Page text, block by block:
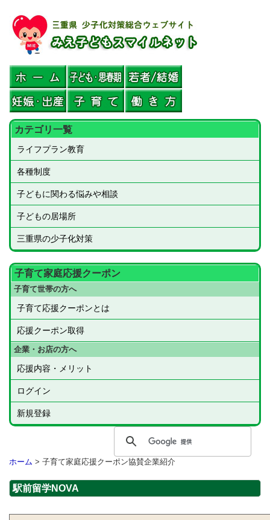
カテゴリ一覧
ライフプラン教育
各種制度
子どもに関わる悩みや相談
子どもの居場所
三重県の少子化対策
子育て家庭応援クーポン
子育て世帯の方へ
子育て応援クーポンとは
応援クーポン取得
企業・お店の方へ
応援内容・メリット
ログイン
新規登録
ホーム > 子育て家庭応援クーポン協賛企業紹介
駅前留学NOVA